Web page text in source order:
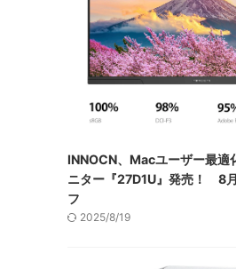
INNOCN、Macユーザー最適
ニター『27D1U』発売！ 8
フ
2025/8/19